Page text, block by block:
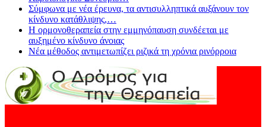
Σύμφωνα με νέα έρευνα, τα αντισυλληπτικά αυξάνουν τον
κίνδυνο κατάθλιψης,…
Η ορμονοθεραπεία στην εμμηνόπαυση συνδέεται με
αυξημένο κίνδυνο άνοιας
Νέα μέθοδος αντιμετωπίζει ριζικά τη χρόνια ρινόρροια